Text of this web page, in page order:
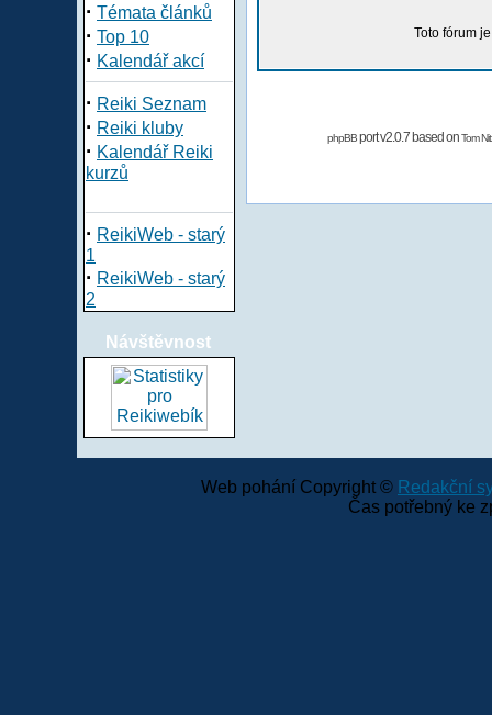
· Témata článků
· Top 10
· Kalendář akcí
· Reiki Seznam
· Reiki kluby
· Kalendář Reiki
kurzů
· ReikiWeb - starý
1
· ReikiWeb - starý
2
Návštěvnost
Toto fórum
phpBBport v2.0.7 based onTom
Web pohání Copyright © Redakční
Čas potřebný ke